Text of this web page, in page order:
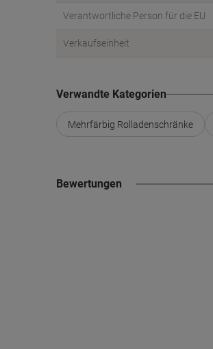
Verantwortliche Person für die EU
Verkaufseinheit
Verwandte Kategorien
Mehrfärbig Rolladenschränke
Bewertungen